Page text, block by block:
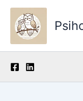
content